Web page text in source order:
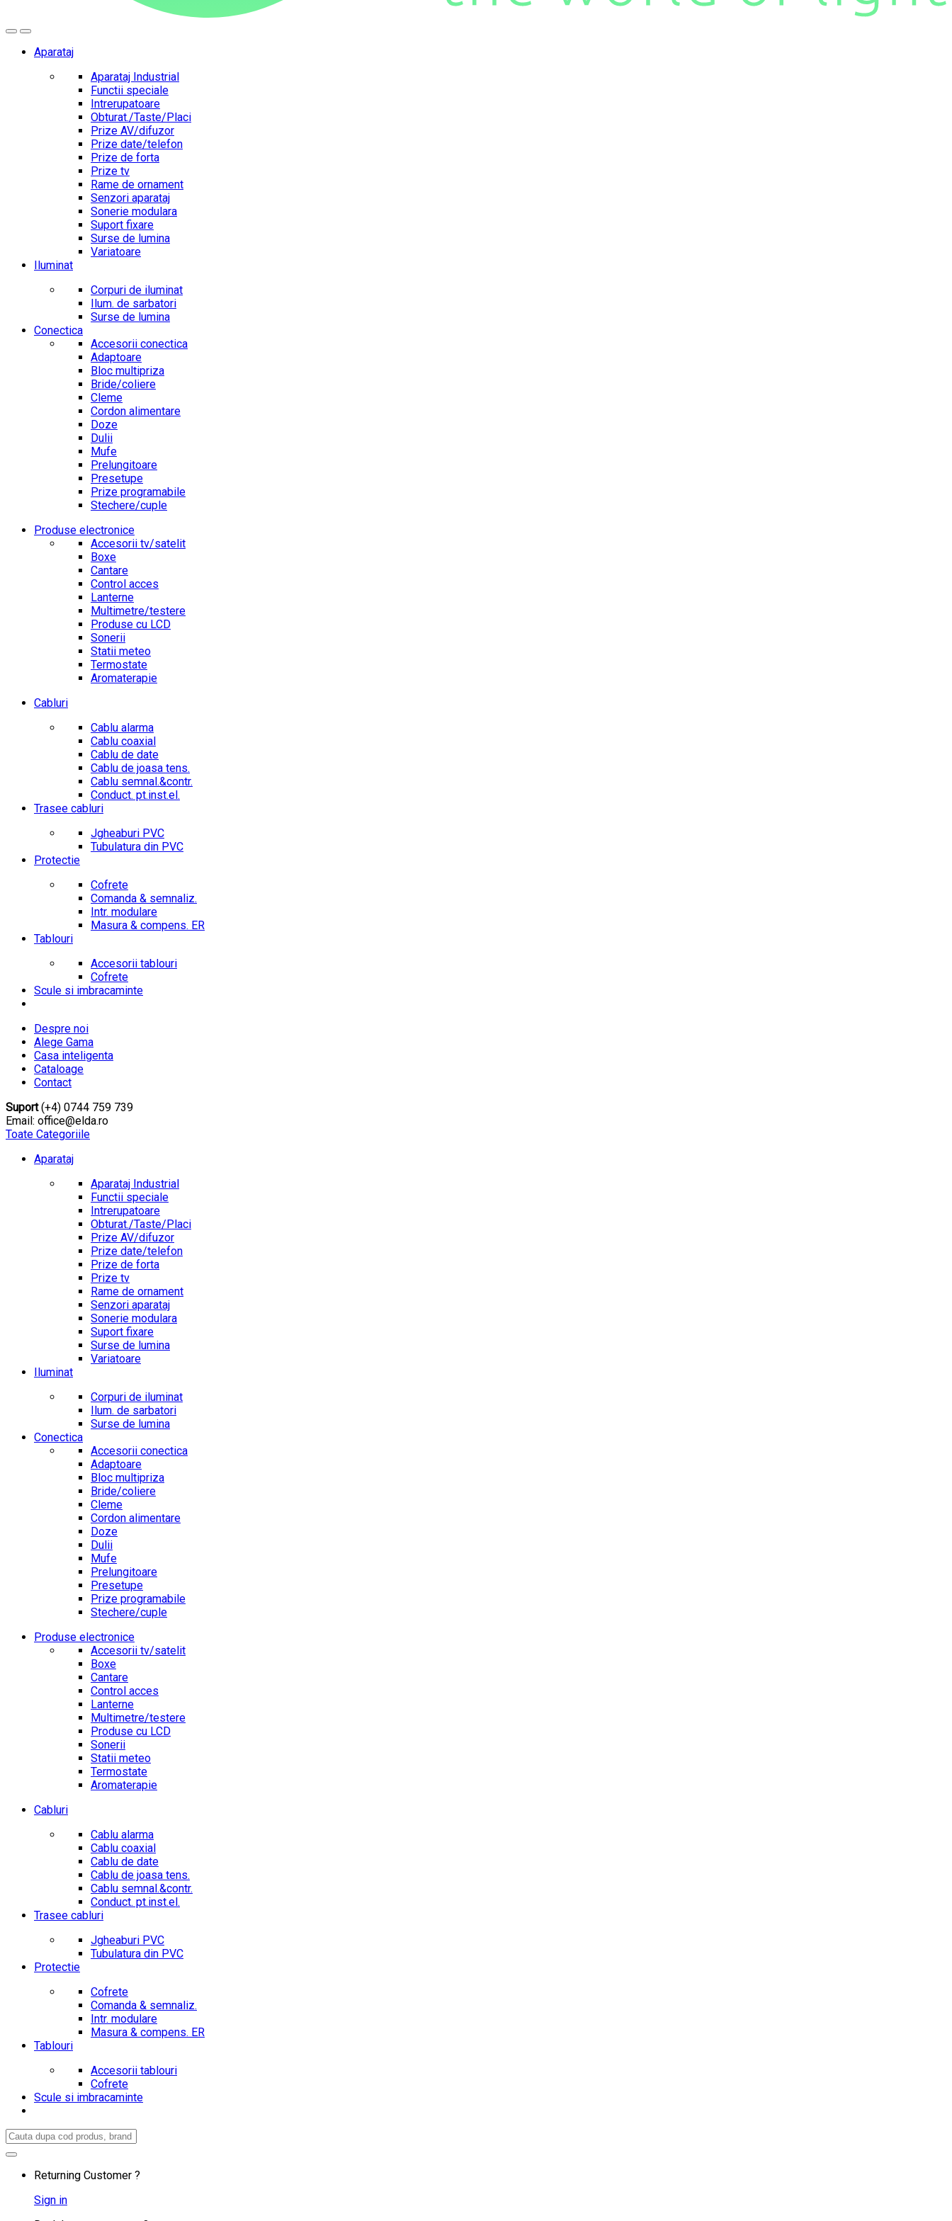
Aparataj
Aparataj Industrial
Functii speciale
Intrerupatoare
Obturat./Taste/Placi
Prize AV/difuzor
Prize date/telefon
Prize de forta
Prize tv
Rame de ornament
Senzori aparataj
Sonerie modulara
Suport fixare
Surse de lumina
Variatoare
Iluminat
Corpuri de iluminat
Ilum. de sarbatori
Surse de lumina
Conectica
Accesorii conectica
Adaptoare
Bloc multipriza
Bride/coliere
Cleme
Cordon alimentare
Doze
Dulii
Mufe
Prelungitoare
Presetupe
Prize programabile
Stechere/cuple
Produse electronice
Accesorii tv/satelit
Boxe
Cantare
Control acces
Lanterne
Multimetre/testere
Produse cu LCD
Sonerii
Statii meteo
Termostate
Aromaterapie
Cabluri
Cablu alarma
Cablu coaxial
Cablu de date
Cablu de joasa tens.
Cablu semnal.&contr.
Conduct. pt.inst.el.
Trasee cabluri
Jgheaburi PVC
Tubulatura din PVC
Protectie
Cofrete
Comanda & semnaliz.
Intr. modulare
Masura & compens. ER
Tablouri
Accesorii tablouri
Cofrete
Scule si imbracaminte
Despre noi
Alege Gama
Casa inteligenta
Cataloage
Contact
Suport(+4) 0744 759 739
Email: office@elda.ro
Toate Categoriile
Aparataj
Aparataj Industrial
Functii speciale
Intrerupatoare
Obturat./Taste/Placi
Prize AV/difuzor
Prize date/telefon
Prize de forta
Prize tv
Rame de ornament
Senzori aparataj
Sonerie modulara
Suport fixare
Surse de lumina
Variatoare
Iluminat
Corpuri de iluminat
Ilum. de sarbatori
Surse de lumina
Conectica
Accesorii conectica
Adaptoare
Bloc multipriza
Bride/coliere
Cleme
Cordon alimentare
Doze
Dulii
Mufe
Prelungitoare
Presetupe
Prize programabile
Stechere/cuple
Produse electronice
Accesorii tv/satelit
Boxe
Cantare
Control acces
Lanterne
Multimetre/testere
Produse cu LCD
Sonerii
Statii meteo
Termostate
Aromaterapie
Cabluri
Cablu alarma
Cablu coaxial
Cablu de date
Cablu de joasa tens.
Cablu semnal.&contr.
Conduct. pt.inst.el.
Trasee cabluri
Jgheaburi PVC
Tubulatura din PVC
Protectie
Cofrete
Comanda & semnaliz.
Intr. modulare
Masura & compens. ER
Tablouri
Accesorii tablouri
Cofrete
Scule si imbracaminte
Search
for:
Returning Customer ?
Sign in